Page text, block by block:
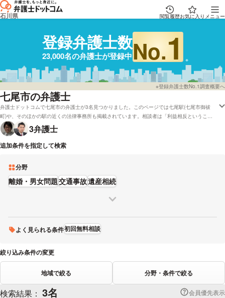
石川県 閲覧履歴お気に入り メニュー
登録弁護士数
23,000名の弁護士が登録中No.1
※登録弁護士数No.1調査概要へ
七尾市の弁護士
弁護士ドットコムで七尾市の弁護士が3名見つかりました。このページでは七尾駅(七尾市御祓
町)や、そのほかの駅の近くの法律事務所も掲載されています。相談者は「利益相反ということ
で担当弁護士に依頼もできず困っています。」「敗訴になると弁護士費用も発生しますし、賠償
金がもらえないと困ってしまいます。」といった問題をもっております。弁護士ドットコムでは
弁護士費用面を考慮して法テラスを対応している弁護士や七尾で無料の法律相談「みんなの法律
したい」などのニーズにも応えることができます。弁護士の中には「最終的に納得して頂けるこ
とを心がけておりますので、分からないことがございましたら、遠慮無くおっしゃってくださ
い。」とおっしゃる方もいます。男性・女性などの性別や英語などの対応言語などの条件を考慮
して、条件に沿う弁護士に問合せをしてみることもご検討ください。
3弁護士
追加条件を指定して検索
分野
離婚・男女問題交通事故遺産相続
よく見られる条件初回無料相談
絞り込み条件の変更
地域で絞る 分野・条件で絞る
検索結果： 3名
会員優先表示